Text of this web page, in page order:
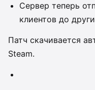
Сервер теперь
клиентов до
Патч скачивается
Steam.